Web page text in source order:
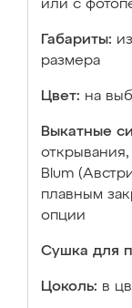
или с
Габариты:
размера
Цвет: на
Выкатные
Blum
плавным
опции
Сушка для
Цоколь: в